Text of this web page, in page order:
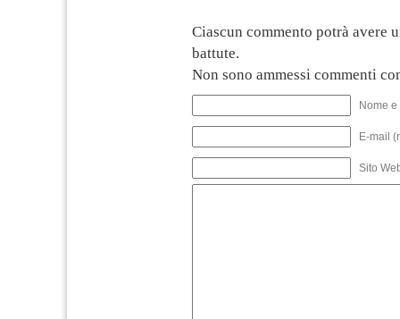
Ciascun commento potrà avere
battute.
Non sono ammessi commenti
Nome
E-mail
Sito